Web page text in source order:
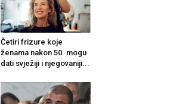
Četiri frizure koje
ženama nakon 50. mogu
dati svježiji i njegovaniji...